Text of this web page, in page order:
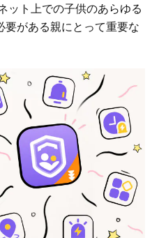
ット上での子供のあらゆる
がある親にとって重要な